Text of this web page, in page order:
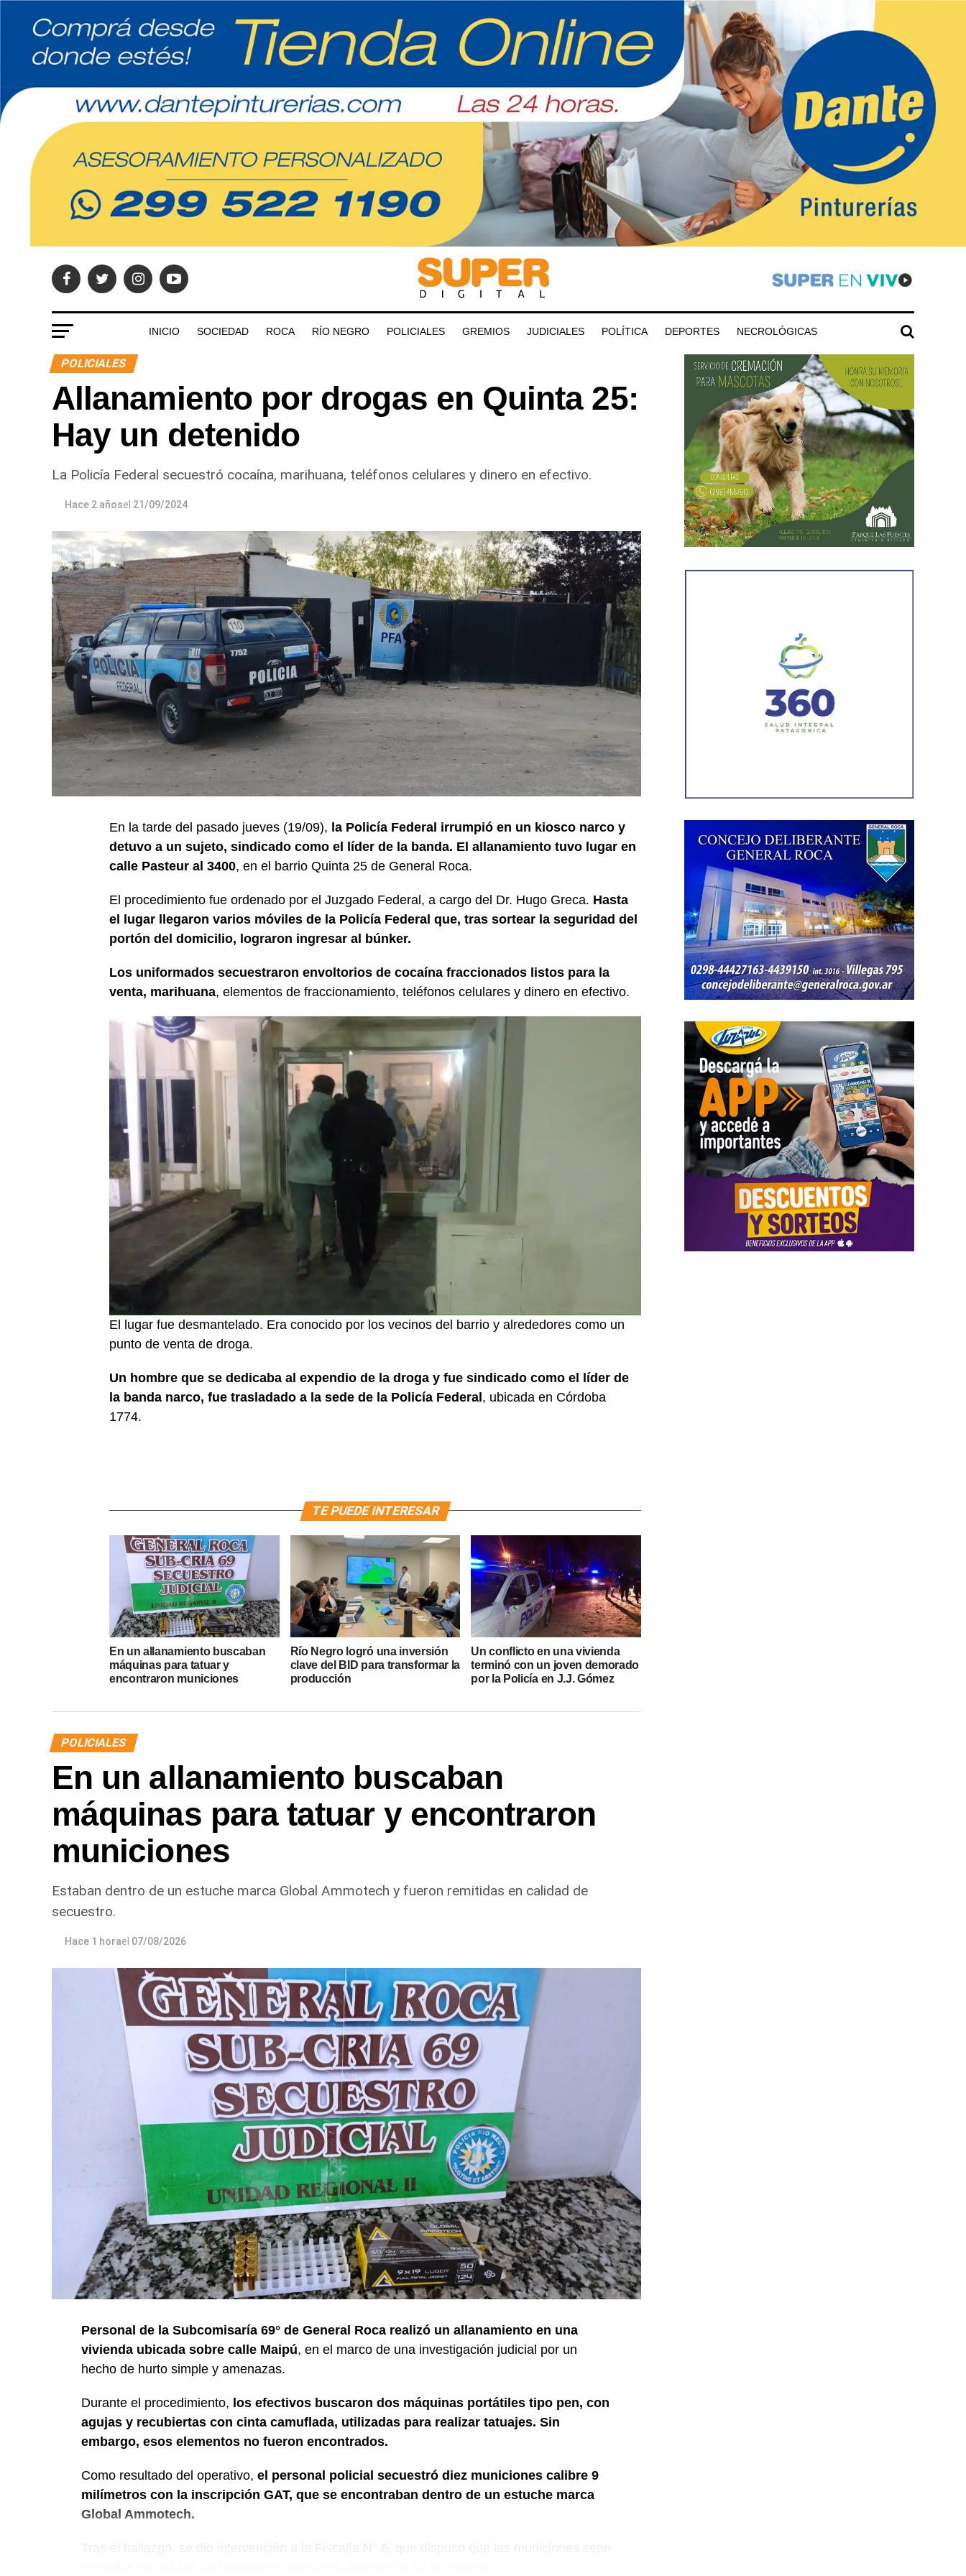
INICIO SOCIEDAD ROCA RÍO NEGRO POLICIALES GREMIOS JUDICIALES POLÍTICA DEPORTES NECROLÓGICAS
POLICIALES
Allanamiento por drogas en Quinta 25:
Hay un detenido
La Policía Federal secuestró cocaína, marihuana, teléfonos celulares y dinero en efectivo.
Hace 2 añosel 21/09/2024
En la tarde del pasado jueves (19/09), la Policía Federal irrumpió en un kiosco narco y
detuvo a un sujeto, sindicado como el líder de la banda. El allanamiento tuvo lugar en
calle Pasteur al 3400, en el barrio Quinta 25 de General Roca.
El procedimiento fue ordenado por el Juzgado Federal, a cargo del Dr. Hugo Greca. Hasta
el lugar llegaron varios móviles de la Policía Federal que, tras sortear la seguridad del
portón del domicilio, lograron ingresar al búnker.
Los uniformados secuestraron envoltorios de cocaína fraccionados listos para la
venta, marihuana, elementos de fraccionamiento, teléfonos celulares y dinero en efectivo.
El lugar fue desmantelado. Era conocido por los vecinos del barrio y alrededores como un
punto de venta de droga.
Un hombre que se dedicaba al expendio de la droga y fue sindicado como el líder de
la banda narco, fue trasladado a la sede de la Policía Federal, ubicada en Córdoba
1774.
TE PUEDE INTERESAR
En un allanamiento buscaban
máquinas para tatuar y
encontraron municiones
Río Negro logró una inversión
clave del BID para transformar la
producción
Un conflicto en una vivienda
terminó con un joven demorado
por la Policía en J.J. Gómez
POLICIALES
En un allanamiento buscaban
máquinas para tatuar y encontraron
municiones
Estaban dentro de un estuche marca Global Ammotech y fueron remitidas en calidad de
secuestro.
Hace 1 horael 07/08/2026
Personal de la Subcomisaría 69° de General Roca realizó un allanamiento en una
vivienda ubicada sobre calle Maipú, en el marco de una investigación judicial por un
hecho de hurto simple y amenazas.
Durante el procedimiento, los efectivos buscaron dos máquinas portátiles tipo pen, con
agujas y recubiertas con cinta camuflada, utilizadas para realizar tatuajes. Sin
embargo, esos elementos no fueron encontrados.
Como resultado del operativo, el personal policial secuestró diez municiones calibre 9
milímetros con la inscripción GAT, que se encontraban dentro de un estuche marca
Global Ammotech.